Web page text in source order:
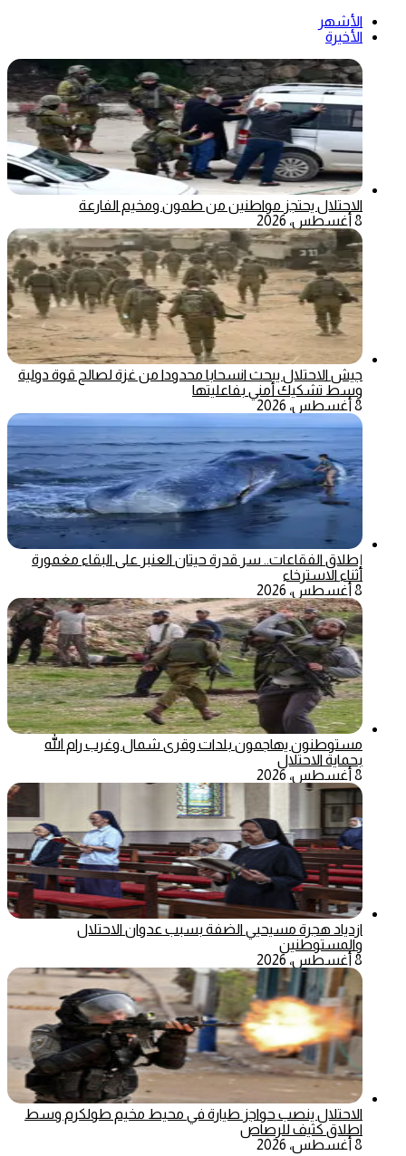
الأشهر
الأخيرة
الاحتلال يحتجز مواطنين من طمون ومخيم الفارعة
8 أغسطس، 2026
جيش الاحتلال يبحث انسحابا محدودا من غزة لصالح قوة دولية
وسط تشكيك أمني بفاعليتها
8 أغسطس، 2026
إطلاق الفقاعات.. سر قدرة حيتان العنبر على البقاء مغمورة
أثناء الاسترخاء
8 أغسطس، 2026
مستوطنون يهاجمون بلدات وقرى شمال وغرب رام الله
بحماية الاحتلال
8 أغسطس، 2026
ازدياد هجرة مسيحيي الضفة بسبب عدوان الاحتلال
والمستوطنين
8 أغسطس، 2026
الاحتلال ينصب حواجز طيارة في محيط مخيم طولكرم وسط
اطلاق كثيف للرصاص
8 أغسطس، 2026